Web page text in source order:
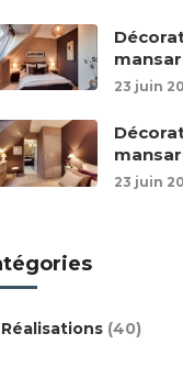
23 juin
23 juin
Réalisations (40)